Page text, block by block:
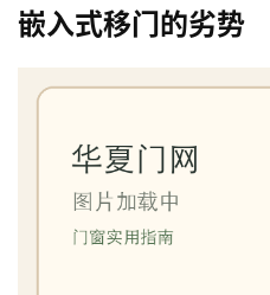
们
嵌入式移门的劣势